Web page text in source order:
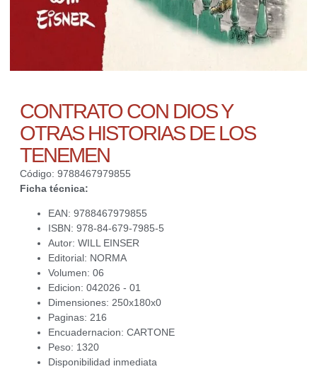
CONTRATO CON DIOS Y
OTRAS HISTORIAS DE LOS
TENEMEN
Código: 9788467979855
Ficha técnica:
EAN: 9788467979855
ISBN: 978-84-679-7985-5
Autor: WILL EINSER
Editorial: NORMA
Volumen: 06
Edicion: 042026 - 01
Dimensiones: 250x180x0
Paginas: 216
Encuadernacion: CARTONE
Peso: 1320
Disponibilidad inmediata